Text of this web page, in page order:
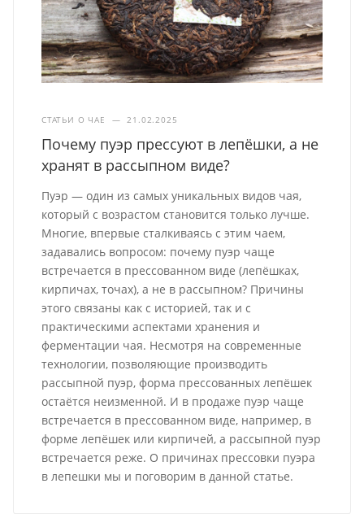
СТАТЬИ О ЧАЕ — 21.02.2025
Почему пуэр прессуют в лепёшки, а не
хранят в рассыпном виде?
Пуэр — один из самых уникальных видов чая,
который с возрастом становится только лучше.
Многие, впервые сталкиваясь с этим чаем,
задавались вопросом: почему пуэр чаще
встречается в прессованном виде (лепёшках,
кирпичах, точах), а не в рассыпном? Причины
этого связаны как с историей, так и с
практическими аспектами хранения и
ферментации чая. Несмотря на современные
технологии, позволяющие производить
рассыпной пуэр, форма прессованных лепёшек
остаётся неизменной. И в продаже пуэр чаще
встречается в прессованном виде, например, в
форме лепёшек или кирпичей, а рассыпной пуэр
встречается реже. О причинах прессовки пуэра
в лепешки мы и поговорим в данной статье.